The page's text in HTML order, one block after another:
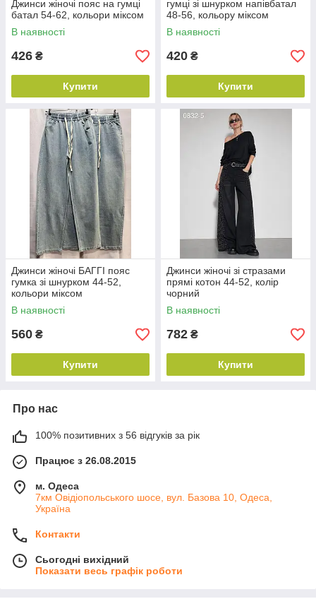
Джинси жіночі пояс на гумці
батал 54-62, кольори міксом
В наявності
426 ₴
Купити
гумці зі шнурком напівбатал
48-56, кольору міксом
В наявності
420 ₴
Купити
Джинси жіночі БАГГІ пояс
гумка зі шнурком 44-52,
кольори міксом
В наявності
560 ₴
Купити
Джинси жіночі зі стразами
прямі котон 44-52, колір
чорний
В наявності
782 ₴
Купити
Про нас
100% позитивних з 56 відгуків за рік
Працює з 26.08.2015
м. Одеса
7км Овідіопольського шосе, вул. Базова 10, Одеса,
Україна
Контакти
Сьогодні вихідний
Показати весь графік роботи